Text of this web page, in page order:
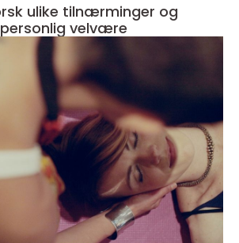
ulike tilnærminger og
velvære